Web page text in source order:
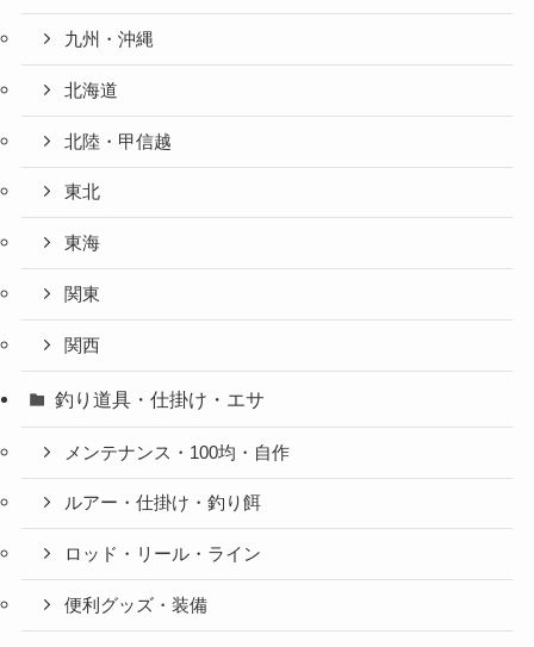
九州・沖縄
北海道
北陸・甲信越
東北
東海
関東
関西
釣り道具・仕掛け・エサ
メンテナンス・100均・自作
ルアー・仕掛け・釣り餌
ロッド・リール・ライン
便利グッズ・装備